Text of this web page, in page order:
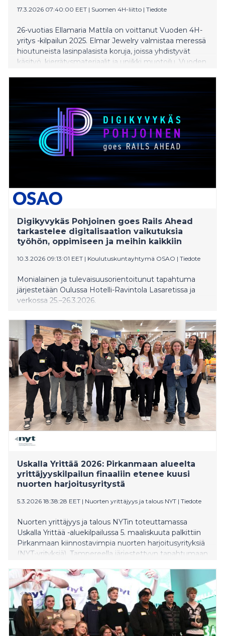
17.3.2026 07:40:00 EET | Suomen 4H-liitto | Tiedote
26-vuotias Ellamaria Mattila on voittanut Vuoden 4H-
yritys -kilpailun 2025. Elmar Jewelry valmistaa meressä
hioutuneista lasinpalasista koruja, joissa yhdistyvät
käsityö, kierrätysmateriaalit ja uniikki muotoilu. Vuoden
Digikyvykäs Pohjoinen goes Rails Ahead
tarkastelee digitalisaation vaikutuksia
työhön, oppimiseen ja meihin kaikkiin
10.3.2026 09:13:01 EET | Koulutuskuntayhtymä OSAO | Tiedote
Monialainen ja tulevaisuusorientoitunut tapahtuma
järjestetään Oulussa Hotelli-Ravintola Lasaretissa ja
verkossa 25.–26.3.2026.
Uskalla Yrittää 2026: Pirkanmaan alueelta
yrittäjyyskilpailun finaaliin etenee kuusi
nuorten harjoitusyritystä
5.3.2026 18:38:28 EET | Nuorten yrittäjyys ja talous NYT | Tiedote
Nuorten yrittäjyys ja talous NYTin toteuttamassa
Uskalla Yrittää -aluekilpailussa 5. maaliskuuta palkittiin
Pirkanmaan kiinnostavimpia nuorten harjoitusyrityksiä
(NYT-yrityksiä). Tampereella järjestettyyn tapahtumaan
oppilaitoksista. Kuuden yrityksen tie jatkuu
kansalliseen Uskalla Yrittää -finaaliin huhtikuussa.
Tapahtumassa jaettiin myös Pirkanmaan Vuoden
yrittäjyyskasvatusopettajan tunnustus, jonka sai Juuso
Linnusmäki Pikkolan koulusta Kangasalta.